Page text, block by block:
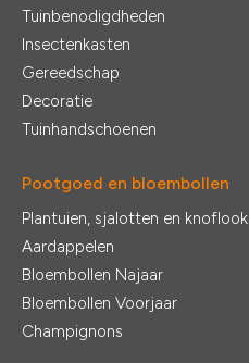
Tuinbenodigdheden
Insectenkasten
Gereedschap
Decoratie
Tuinhandschoenen
Pootgoed en bloembollen
Plantuien, sjalotten en knoflook
Aardappelen
Bloembollen Najaar
Bloembollen Voorjaar
Champignons